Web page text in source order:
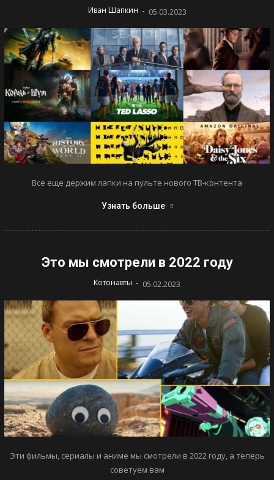
Иван Шапкин - 05.03.2023
Все еще держим лапки на пульте нового ТВ-контента
Узнать больше
Это мы смотрели в 2022 году
Котонавты - 05.02.2023
Эти фильмы, сериалы и аниме мы смотрели в 2022 году, а теперь
советуем вам